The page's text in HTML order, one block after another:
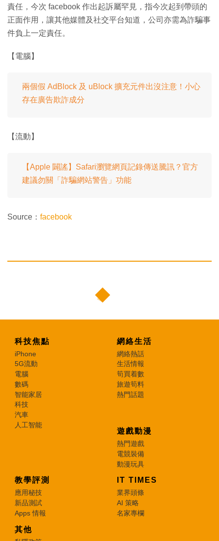
責任，今次 facebook 作出起訴屬罕見，指今次起到帶頭的
正面作用，讓其他媒體及社交平台知道，公司亦需為詐騙事
件負上一定責任。
【電腦】
兩個假 AdBlock 及 uBlock 擴充元件出沒注意！小心
存在廣告欺詐成分
【流動】
【Apple 闢謠】Safari瀏覽網頁記錄傳送騰訊？官方
建議勿關「詐騙網站警告」功能
Source： facebook
科技焦點
iPhone
5G流動
電腦
數碼
智能家居
科技
汽車
人工智能
網絡生活
網絡熱話
生活情報
筍買着數
旅遊筍料
熱門話題
遊戲動漫
熱門遊戲
電競裝備
動漫玩具
教學評測
應用秘技
新品測試
Apps 情報
IT TIMES
業界頭條
AI 策略
名家專欄
其他